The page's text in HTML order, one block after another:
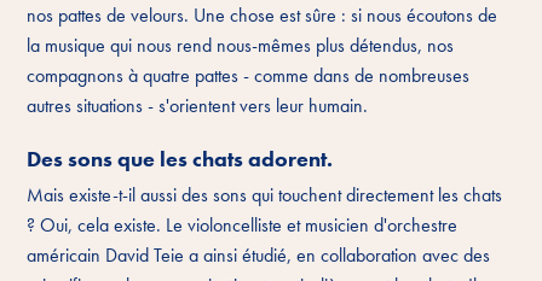
nos pattes de velours. Une chose est sûre : si nous écoutons de
la musique qui nous rend nous-mêmes plus détendus, nos
compagnons à quatre pattes - comme dans de nombreuses
autres situations - s'orientent vers leur humain.
Des sons que les chats adorent.
Mais existe-t-il aussi des sons qui touchent directement les chats
? Oui, cela existe. Le violoncelliste et musicien d'orchestre
américain David Teie a ainsi étudié, en collaboration avec des